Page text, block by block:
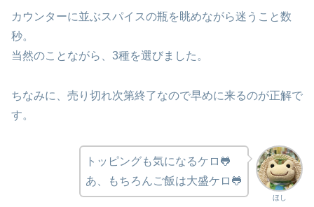
カウンターに並ぶスパイスの瓶を眺めながら迷うこと数
秒。
当然のことながら、3種を選びました。
ちなみに、売り切れ次第終了なので早めに来るのが正解で
す。
ほし
トッピングも気になるケロ🐸
あ、もちろんご飯は大盛ケロ🐸